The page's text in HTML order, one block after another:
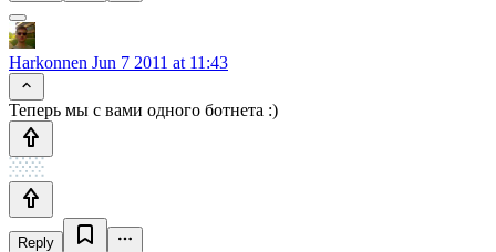
Harkonnen Jun 7 2011 at 11:43
Теперь мы с вами одного ботнета :)
Reply